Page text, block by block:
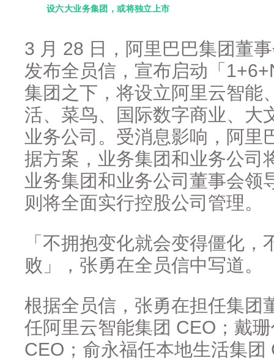
设六大业务集团，或将独立上市
3 月 28 日，阿里巴巴集团董
发布全员信，宣布启动「
集团之下，将设立阿里云智能
活、菜鸟、国际数字商业、大
业务公司。受消息影响，阿里
据方案，业务集团和业务公司
业务集团和业务公司董事会领
则将全面实行控股公司管理。
「不拥抱变化就会变得僵化
败」，张勇在全员信中写道。
根据全员信，张勇在担任集团
任阿里云智能集团 CEO；戴
CEO；俞永福任本地生活集